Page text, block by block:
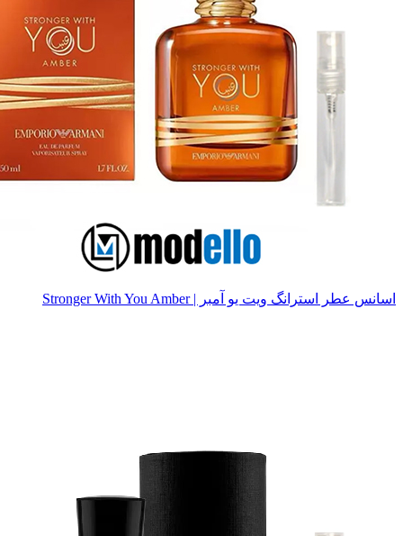
اسانس عطر استرانگ ویت یو آمبر | Stronger With You Amber